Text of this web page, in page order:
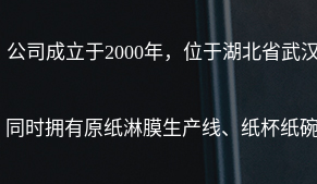
公司成立于2000年，位于湖北省武
同时拥有原纸淋膜生产线、纸杯纸